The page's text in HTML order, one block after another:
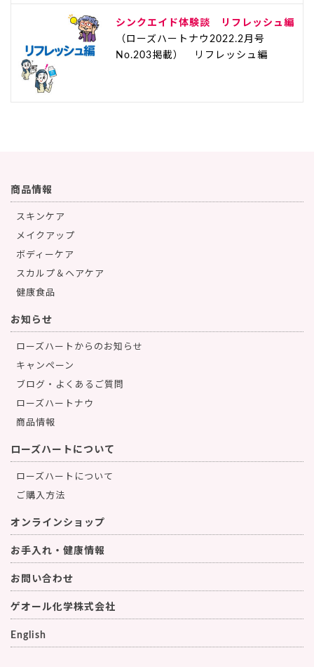
シンクエイド体験談 リフレッシュ編
（ローズハートナウ2022.2月号
No.203掲載） リフレッシュ編
商品情報
スキンケア
メイクアップ
ボディーケア
スカルプ＆ヘアケア
健康食品
お知らせ
ローズハートからのお知らせ
キャンペーン
ブログ・よくあるご質問
ローズハートナウ
商品情報
ローズハートについて
ローズハートについて
ご購入方法
オンラインショップ
お手入れ・健康情報
お問い合わせ
ゲオール化学株式会社
English